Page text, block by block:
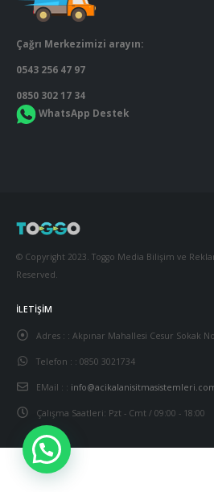
Çağrı Merkezimizi arayın:
0543 256 47 97
0850 302 17 34
WhatsApp Destek
© Copyright 2023. Toggo Media Bilişim ve
Reserved.
İLETIŞIM
Adres : : Akpınar Mahallesi Cesur Sokak
Telefon : : 0850 3021734
EMail : :
Çalışma Saatleri: Pzt - Cmt / 09:00 - 18:00